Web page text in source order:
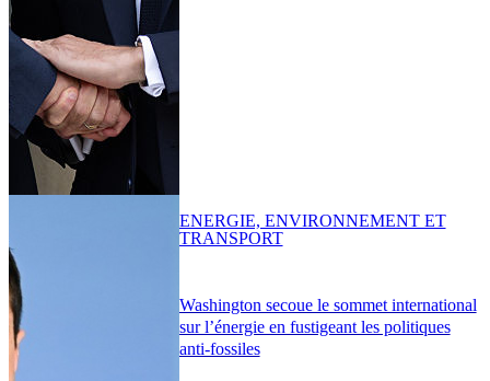
Washington secoue le sommet international
sur l’énergie en fustigeant les politiques
anti-fossiles
ENERGIE, ENVIRONNEMENT ET
TRANSPORT